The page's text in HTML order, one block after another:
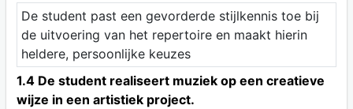
De student past een gevorderde stijlkennis toe bij
de uitvoering van het repertoire en maakt hierin
heldere, persoonlijke keuzes
1.4 De student realiseert muziek op een creatieve
wijze in een artistiek project.